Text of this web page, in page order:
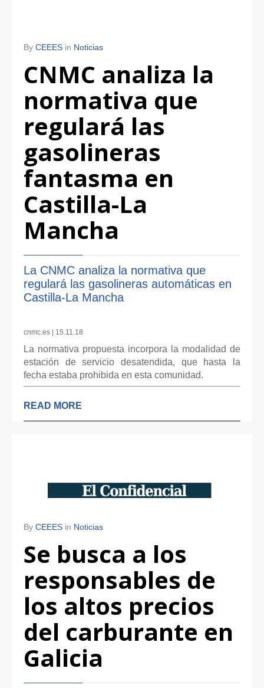
By CEEES in Noticias
CNMC analiza la
normativa que
regulará las
gasolineras
fantasma en
Castilla-La
Mancha
La CNMC analiza la normativa que
regulará las gasolineras automáticas en
Castilla-La Mancha
cnmc.es | 15.11.18
La normativa propuesta incorpora la modalidad de
estación de servicio desatendida, que hasta la
fecha estaba prohibida en esta comunidad.
READ MORE
By CEEES in Noticias
Se busca a los
responsables de
los altos precios
del carburante en
Galicia